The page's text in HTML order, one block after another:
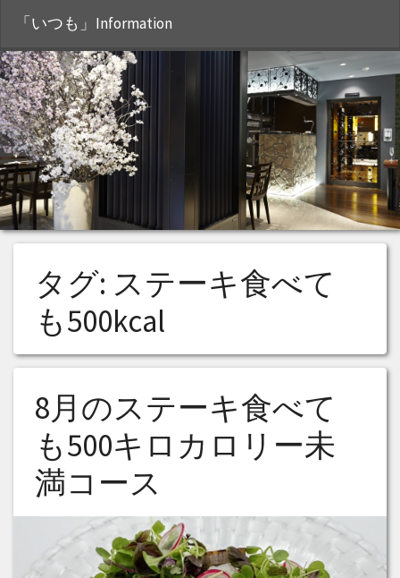
「いつも」Information
タグ: ステーキ食べて
も500kcal
8月のステーキ食べて
も500キロカロリー未
満コース